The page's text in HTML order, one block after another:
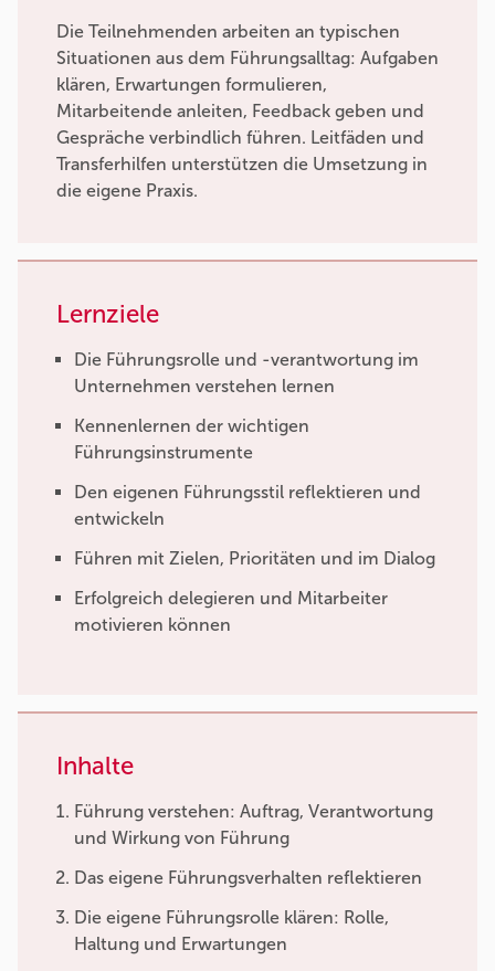
Die Teilnehmenden arbeiten an typischen
Situationen aus dem Führungsalltag: Aufgaben
klären, Erwartungen formulieren,
Mitarbeitende anleiten, Feedback geben und
Gespräche verbindlich führen. Leitfäden und
Transferhilfen unterstützen die Umsetzung in
die eigene Praxis.
Lernziele
Die Führungsrolle und -verantwortung im
Unternehmen verstehen lernen
Kennenlernen der wichtigen
Führungsinstrumente
Den eigenen Führungsstil reflektieren und
entwickeln
Führen mit Zielen, Prioritäten und im Dialog
Erfolgreich delegieren und Mitarbeiter
motivieren können
Inhalte
Führung verstehen: Auftrag, Verantwortung
und Wirkung von Führung
Das eigene Führungsverhalten reflektieren
Die eigene Führungsrolle klären: Rolle,
Haltung und Erwartungen